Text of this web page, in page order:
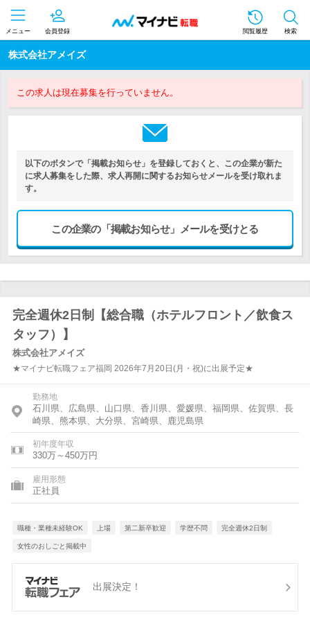
メニュー 会員登録 閲覧履歴 検索
株式会社アメイズ
この求人は現在募集を行っていません。
以下のボタンで「掲載お知らせ」を登録しておくと、この企業が新た
に求人募集をした際、求人再開に関するお知らせメールを受け取れま
す。
この企業の「掲載お知らせ」メールを受けとる
完全週休2日制【総合職（ホテルフロント／飲食ス
タッフ）】
株式会社アメイズ
★マイナビ転職フェア福岡 2026年7月20日(月・祝)に出展予定★
勤務地
石川県、広島県、山口県、香川県、愛媛県、福岡県、佐賀県、長
崎県、熊本県、大分県、宮崎県、鹿児島県
初年度年収
330万～450万円
雇用形態
正社員
職種・業種未経験OK 上場 第二新卒歓迎 学歴不問 完全週休2日制
女性のおしごと掲載中
出展決定！